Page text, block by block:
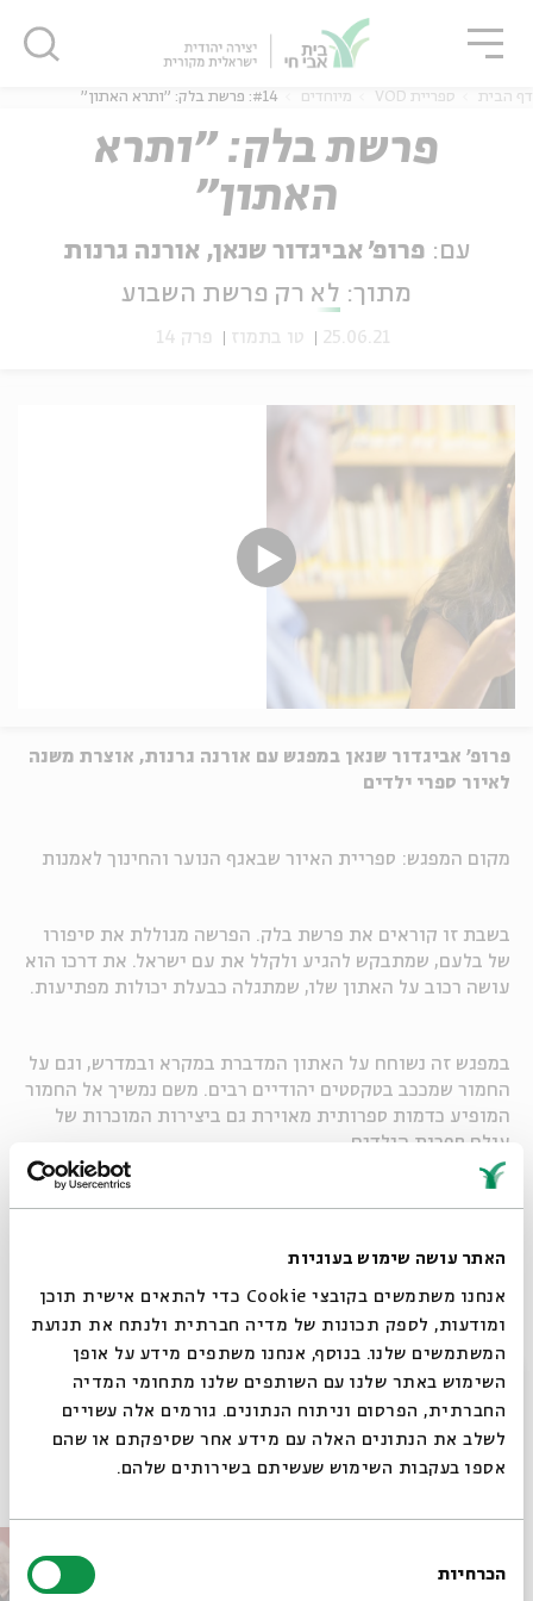
האתר עושה שימוש בעוגיות
אנחנו משתמשים בקובצי Cookie כדי להתאים אישית תוכן
ומודעות, לספק תכונות של מדיה חברתית ולנתח את תנועת
המשתמשים שלנו. בנוסף, אנחנו משתפים מידע על אופן
השימוש באתר שלנו עם השותפים שלנו מתחומי המדיה
החברתית, הפרסום וניתוח הנתונים. גורמים אלה עשויים
לשלב את הנתונים האלה עם מידע אחר שסיפקתם או שהם
אספו בעקבות השימוש שעשיתם בשירותים שלהם.
הסכמה
הכרחיות
אנגלית
דף הבית ספריית VOD מיוחדים #14: פרשת בלק: "ותרא האתון"
פרשת בלק: "ותרא
האתון"
עם: פרופ' אביגדור שנאן, אורנה גרנות
מתוך: לא רק פרשת השבוע
25.06.21 טו בתמוז פרק 14
פרופ' אביגדור שנאן במפגש עם אורנה גרנות, אוצרת משנה
לאיור ספרי ילדים
מקום המפגש: ספריית האיור שבאגף הנוער והחינוך לאמנות
בשבת זו קוראים את פרשת בלק. הפרשה מגוללת את סיפורו
של בלעם, שמתבקש להגיע ולקלל את עם ישראל. את דרכו הוא
עושה רכוב על האתון שלו, שמתגלה כבעלת יכולות מפתיעות.
במפגש זה נשוחח על האתון המדברת במקרא ובמדרש, וגם על
החמור שמככב בטקסטים יהודיים רבים. משם נמשיך אל החמור
המופיע כדמות ספרותית מאוירת גם ביצירות המוכרות של
עולם ספרות הילדים.
לא רק פרשת השבוע
הורדת מקורות
תגיות: מוזיאון ישראל פרשת שבוע מעגל השנה תנ"ך
פרקים נוספים בסדרה
סגור
סגור